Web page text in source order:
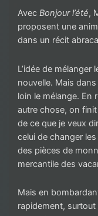
Avec Bonjour l’été,
proposent une
dans un récit
L’idée de mélanger
nouvelle. Mais
loin le mélange. En
autre chose, on
de ce que je veux
celui de changer
des pièces de
mercantile des
Mais en
rapidement,